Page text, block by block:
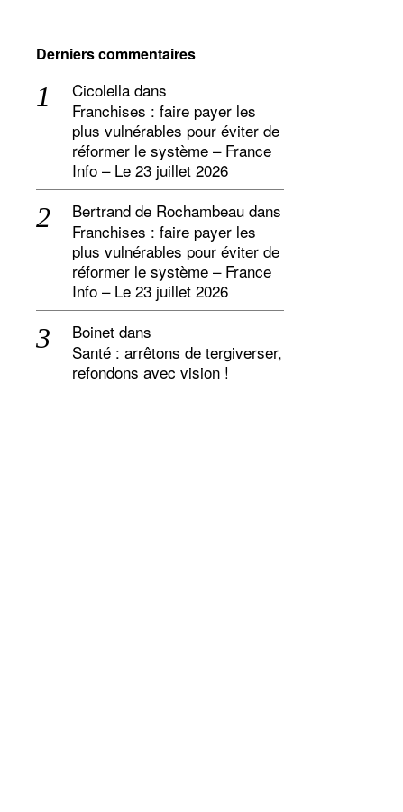
Derniers commentaires
Cicolella dans
Franchises : faire payer les
plus vulnérables pour éviter de
réformer le système – France
Info – Le 23 juillet 2026
Bertrand de Rochambeau dans
Franchises : faire payer les
plus vulnérables pour éviter de
réformer le système – France
Info – Le 23 juillet 2026
Boinet dans
Santé : arrêtons de tergiverser,
refondons avec vision !